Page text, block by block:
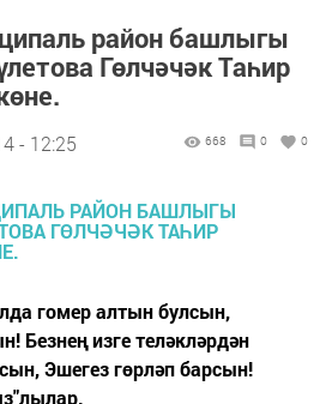
район башлыгы
Гөлчәчәк Таһир
- 12:25 668 0 0
гомер алтын булсын,
Безнең изге теләкләрдән
Эшегез гөрләп барсын!